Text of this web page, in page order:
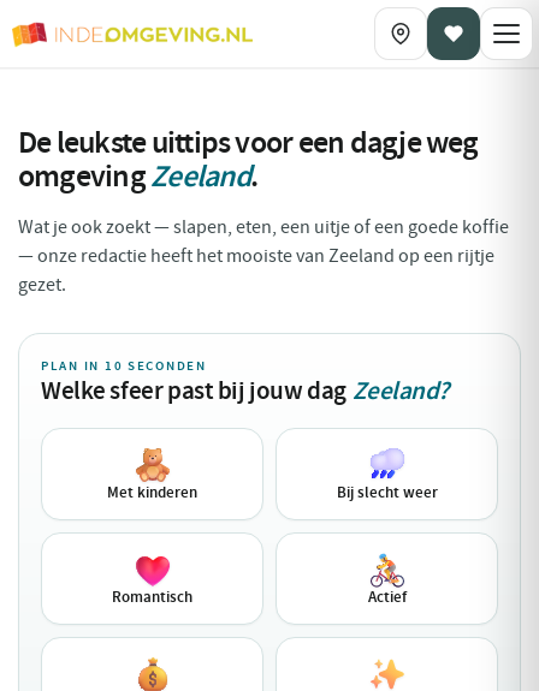
De leukste uittips voor een dagje weg
omgevingZeeland.
Wat je ook zoekt — slapen, eten, een uitje of een goede koffie
— onze redactie heeft het mooiste van Zeeland op een rijtje
gezet.
PLAN IN 10 SECONDEN
Welke sfeer past bij jouw dag Zeeland?
Met kinderen Bij slecht weer
Romantisch Actief